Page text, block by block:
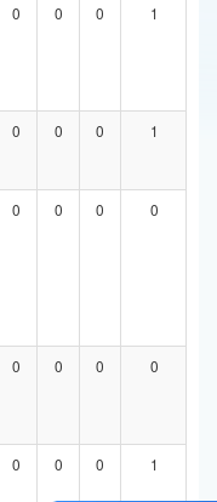
0 0 0 1
0 0 0 1
0 0 0 0
0 0 0 0
0 0 0 1